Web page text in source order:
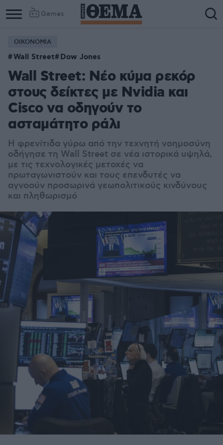
Games
ΟΙΚΟΝΟΜΙΑ
Wall Street Dow Jones
Wall Street: Νέο κύμα ρεκόρ
στους δείκτες με Nvidia και
Cisco να οδηγούν το
ασταμάτητο ράλι
Η φρενίτιδα γύρω από την τεχνητή νοημοσύνη
οδήγησε τη Wall Street σε νέα ιστορικά υψηλά,
με τις τεχνολογικές μετοχές να
πρωταγωνιστούν και τους επενδυτές να
αγνοούν προσωρινά γεωπολιτικούς κινδύνους
και πληθωρισμό